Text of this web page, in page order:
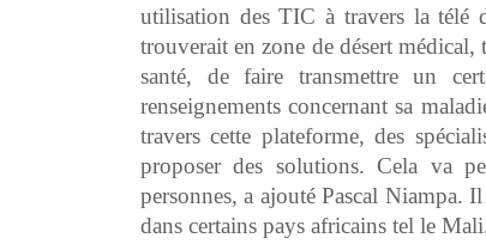
utilisation des TIC à travers la télé
trouverait en zone de désert
santé, de faire transmettre un
renseignements concernant sa
travers cette plateforme, des
proposer des solutions. Cela va
personnes, a ajouté Pascal Niampa.
dans certains pays africains tel le